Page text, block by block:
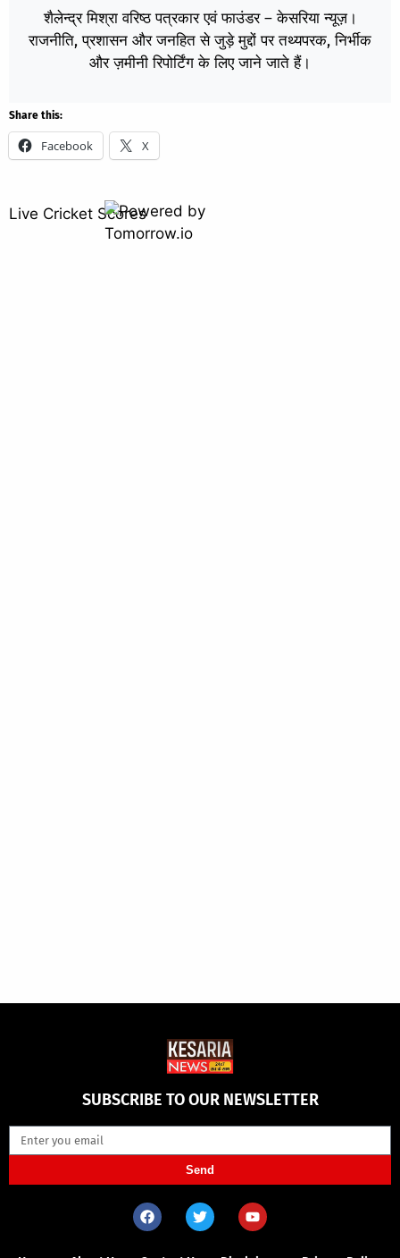
शैलेन्द्र मिश्रा वरिष्ठ पत्रकार एवं फाउंडर – केसरिया न्यूज़।
राजनीति, प्रशासन और जनहित से जुड़े मुद्दों पर तथ्यपरक, निर्भीक
और ज़मीनी रिपोर्टिंग के लिए जाने जाते हैं।
Share this:
Facebook X
Live Cricket Scores
SUBSCRIBE TO OUR NEWSLETTER
Send